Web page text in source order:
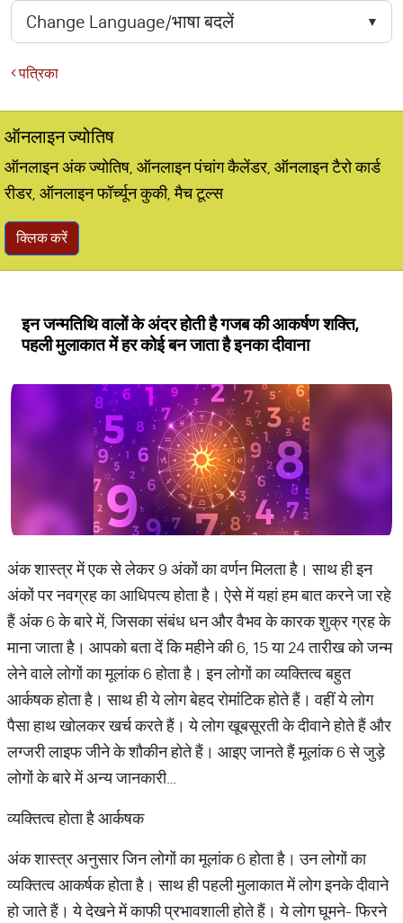
पत्रिका
ऑनलाइन ज्योतिष
ऑनलाइन अंक ज्योतिष, ऑनलाइन पंचांग कैलेंडर, ऑनलाइन टैरो कार्ड
रीडर, ऑनलाइन फॉर्च्यून कुकी, मैच टूल्स
क्लिक करें
इन जन्मतिथि वालों के अंदर होती है गजब की आकर्षण शक्ति,
पहली मुलाकात में हर कोई बन जाता है इनका दीवाना
अंक शास्त्र में एक से लेकर 9 अंकों का वर्णन मिलता है। साथ ही इन
अंकों पर नवग्रह का आधिपत्य होता है। ऐसे में यहां हम बात करने जा रहे
हैं अंंक 6 के बारे में, जिसका संबंध धन और वैभव के कारक शुक्र ग्रह के
माना जाता है। आपको बता दें कि महीने की 6, 15 या 24 तारीख को जन्म
लेने वाले लोगों का मूलांक 6 होता है। इन लोगों का व्यक्तित्व बहुत
आर्कषक होता है। साथ ही ये लोग बेहद रोमांंटिक होते हैं। वहीं ये लोग
पैसा हाथ खोलकर खर्च करते हैं। ये लोग खूबसूरती के दीवाने होते हैं और
लग्जरी लाइफ जीने के शौकीन होते हैं। आइए जानते हैं मूलांक 6 से जुड़े
लोगों के बारे में अन्य जानकारी…
व्यक्तित्व होता है आर्कषक
अंक शास्त्र अनुसार जिन लोगों का मूलांक 6 होता है। उन लोगों का
व्यक्तित्व आकर्षक होता है। साथ ही पहली मुलाकात में लोग इनके दीवाने
हो जाते हैं। ये देखने में काफी प्रभावशाली होते हैं। ये लोग घूमने- फिरने